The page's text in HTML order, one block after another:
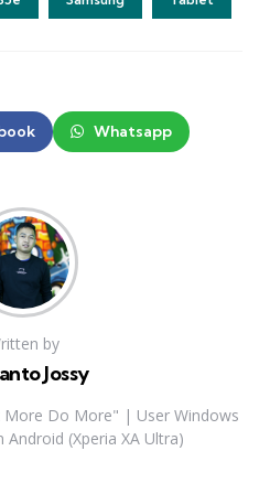
Whatsapp
by
Jossy
More Do More" | User Windows
(Xperia XA Ultra)